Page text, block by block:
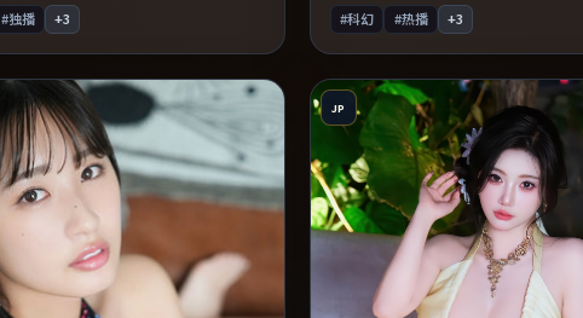
#独播 +3 #科幻 #热播 +3
JP